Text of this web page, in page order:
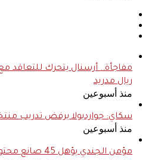
مفاجأة.. أرسنال يتحرك للتعاقد
ريال مدريد
منذ أسبوعين
سكاي: جوارديولا يرفض تدريب
منذ أسبوعين
مؤمن الجندي